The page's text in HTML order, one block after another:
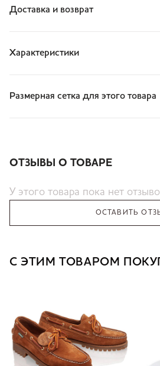
Доставка и возврат
Характеристики
Размерная сетка для этого товара
ОТЗЫВЫ О ТОВАРЕ
У этого товара пока нет
ОСТАВИТЬ
С ЭТИМ ТОВАРОМ